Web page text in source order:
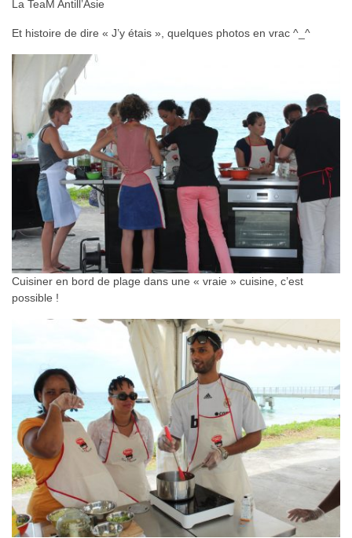
La TeaM Antill’Asie
Et histoire de dire « J’y étais », quelques photos en vrac ^_^
Cuisiner en bord de plage dans une « vraie » cuisine, c’est
possible !